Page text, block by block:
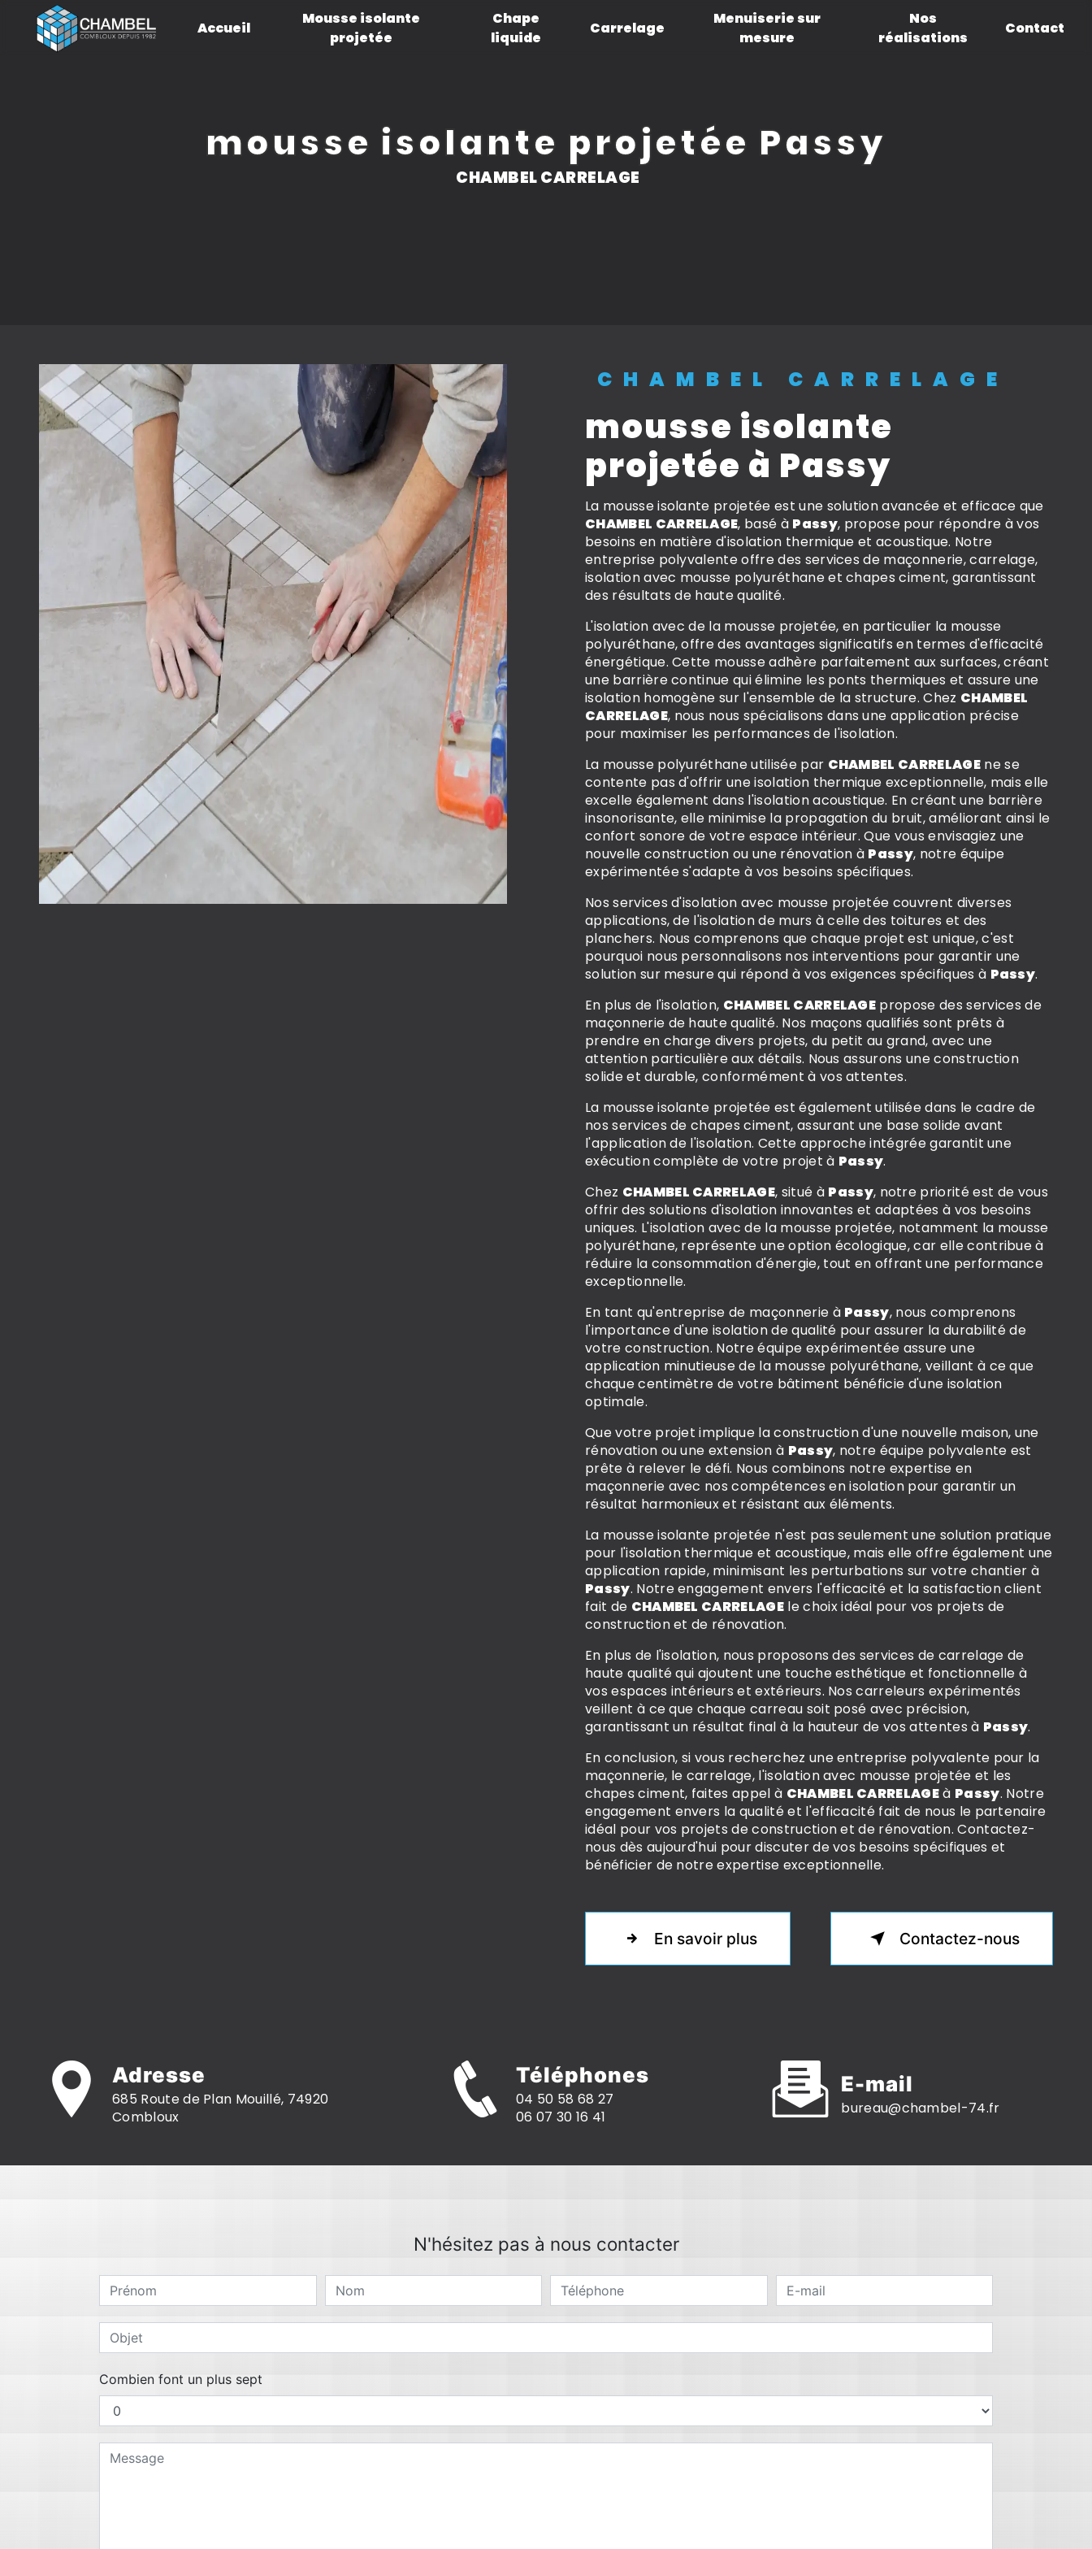
Accueil
Mousse isolante
projetée
Chape
liquide
Carrelage
Menuiserie sur
mesure
Nos
réalisations
Contact
mousse isolante projetée Passy
CHAMBEL CARRELAGE
CHAMBEL CARRELAGE
mousse isolante
projetée à Passy
La mousse isolante projetée est une solution avancée et efficace que
CHAMBEL CARRELAGE, basé à Passy, propose pour répondre à vos
besoins en matière d'isolation thermique et acoustique. Notre
entreprise polyvalente offre des services de maçonnerie, carrelage,
isolation avec mousse polyuréthane et chapes ciment, garantissant
des résultats de haute qualité.
L'isolation avec de la mousse projetée, en particulier la mousse
polyuréthane, offre des avantages significatifs en termes d'efficacité
énergétique. Cette mousse adhère parfaitement aux surfaces, créant
une barrière continue qui élimine les ponts thermiques et assure une
isolation homogène sur l'ensemble de la structure. Chez CHAMBEL
CARRELAGE, nous nous spécialisons dans une application précise
pour maximiser les performances de l'isolation.
La mousse polyuréthane utilisée par CHAMBEL CARRELAGEne se
contente pas d'offrir une isolation thermique exceptionnelle, mais elle
excelle également dans l'isolation acoustique. En créant une barrière
insonorisante, elle minimise la propagation du bruit, améliorant ainsi le
confort sonore de votre espace intérieur. Que vous envisagiez une
nouvelle construction ou une rénovation à Passy, notre équipe
expérimentée s'adapte à vos besoins spécifiques.
Nos services d'isolation avec mousse projetée couvrent diverses
applications, de l'isolation de murs à celle des toitures et des
planchers. Nous comprenons que chaque projet est unique, c'est
pourquoi nous personnalisons nos interventions pour garantir une
solution sur mesure qui répond à vos exigences spécifiques à Passy.
En plus de l'isolation, CHAMBEL CARRELAGE propose des services de
maçonnerie de haute qualité. Nos maçons qualifiés sont prêts à
prendre en charge divers projets, du petit au grand, avec une
attention particulière aux détails. Nous assurons une construction
solide et durable, conformément à vos attentes.
La mousse isolante projetée est également utilisée dans le cadre de
nos services de chapes ciment, assurant une base solide avant
l'application de l'isolation. Cette approche intégrée garantit une
exécution complète de votre projet à Passy.
Chez CHAMBEL CARRELAGE, situé à Passy, notre priorité est de vous
offrir des solutions d'isolation innovantes et adaptées à vos besoins
uniques. L'isolation avec de la mousse projetée, notamment la mousse
polyuréthane, représente une option écologique, car elle contribue à
réduire la consommation d'énergie, tout en offrant une performance
exceptionnelle.
En tant qu'entreprise de maçonnerie à Passy, nous comprenons
l'importance d'une isolation de qualité pour assurer la durabilité de
votre construction. Notre équipe expérimentée assure une
application minutieuse de la mousse polyuréthane, veillant à ce que
chaque centimètre de votre bâtiment bénéficie d'une isolation
optimale.
Que votre projet implique la construction d'une nouvelle maison, une
rénovation ou une extension à Passy, notre équipe polyvalente est
prête à relever le défi. Nous combinons notre expertise en
maçonnerie avec nos compétences en isolation pour garantir un
résultat harmonieux et résistant aux éléments.
La mousse isolante projetée n'est pas seulement une solution pratique
pour l'isolation thermique et acoustique, mais elle offre également une
application rapide, minimisant les perturbations sur votre chantier à
Passy. Notre engagement envers l'efficacité et la satisfaction client
fait de CHAMBEL CARRELAGE le choix idéal pour vos projets de
construction et de rénovation.
En plus de l'isolation, nous proposons des services de carrelage de
haute qualité qui ajoutent une touche esthétique et fonctionnelle à
vos espaces intérieurs et extérieurs. Nos carreleurs expérimentés
veillent à ce que chaque carreau soit posé avec précision,
garantissant un résultat final à la hauteur de vos attentes à Passy.
En conclusion, si vous recherchez une entreprise polyvalente pour la
maçonnerie, le carrelage, l'isolation avec mousse projetée et les
chapes ciment, faites appel à CHAMBEL CARRELAGEà Passy. Notre
engagement envers la qualité et l'efficacité fait de nous le partenaire
idéal pour vos projets de construction et de rénovation. Contactez-
nous dès aujourd'hui pour discuter de vos besoins spécifiques et
bénéficier de notre expertise exceptionnelle.
En savoir plus Contactez-nous
Adresse
685 Route de Plan Mouillé, 74920
Combloux
Téléphones
04 50 58 68 27
06 07 30 16 41
E-mail
bureau@chambel-74.fr
N'hésitez pas à nous contacter
Combien font un plus sept
Panneau de gestion des cookies